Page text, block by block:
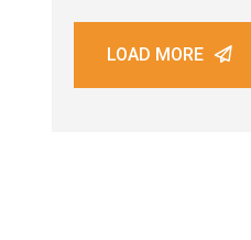
LOAD MORE